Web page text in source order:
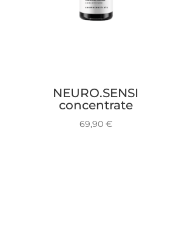
NEURO.SENSI
concentrate
69,90 €